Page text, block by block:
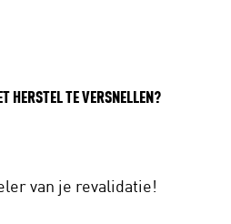
HERSTEL TE VERSNELLEN?
van je revalidatie!